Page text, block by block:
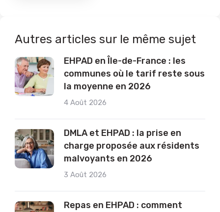
Autres articles sur le même sujet
EHPAD en Île-de-France : les
communes où le tarif reste sous
la moyenne en 2026
4 Août 2026
DMLA et EHPAD : la prise en
charge proposée aux résidents
malvoyants en 2026
3 Août 2026
Repas en EHPAD : comment